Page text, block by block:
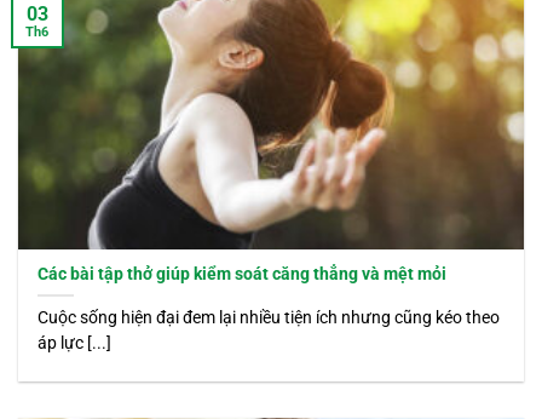
Các bài tập thở giúp kiểm soát căng thẳng và mệt mỏi
Cuộc sống hiện đại đem lại nhiều tiện ích nhưng cũng kéo theo
áp lực [...]
03
Th6